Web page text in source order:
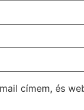
címem, és